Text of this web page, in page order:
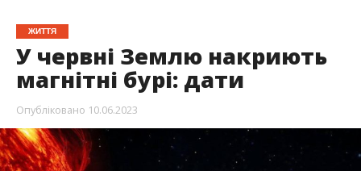
ЖИТТЯ
У червні Землю накриють
магнітні бурі: дати
Опубліковано 10.06.2023